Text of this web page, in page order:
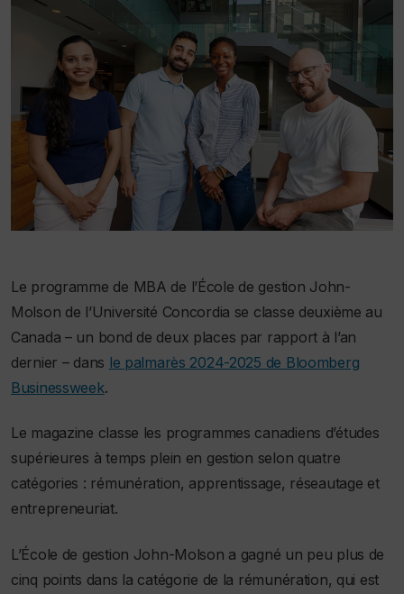
Le programme de MBA de l’École de gestion John-
Molson de l’Université Concordia se classe deuxième au
Canada – un bond de deux places par rapport à l’an
dernier – dans le palmarès 2024-2025 de Bloomberg
Businessweek.
Le magazine classe les programmes canadiens d’études
supérieures à temps plein en gestion selon quatre
catégories : rémunération, apprentissage, réseautage et
entrepreneuriat.
L’École de gestion John-Molson a gagné un peu plus de
cinq points dans la catégorie de la rémunération, qui est